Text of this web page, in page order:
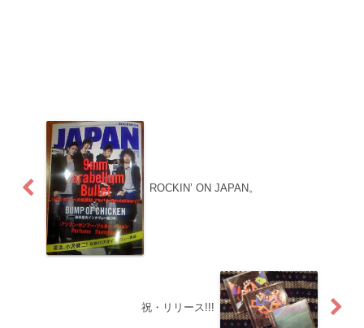
ROCKIN’ ON JAPAN。
祝・リリース!!!